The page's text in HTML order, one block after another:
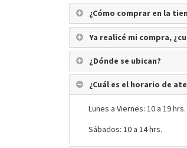
¿Cómo comprar en la
Ya realicé mi compra,
¿Dónde se ubican?
¿Cuál es el horario de
Lunes a Viernes: 10 a 19 hrs.
Sábados: 10 a 14 hrs.